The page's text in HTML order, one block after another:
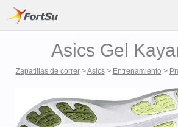
Asics Gel
Zapatillas de correr>Asics> Entrenamiento >